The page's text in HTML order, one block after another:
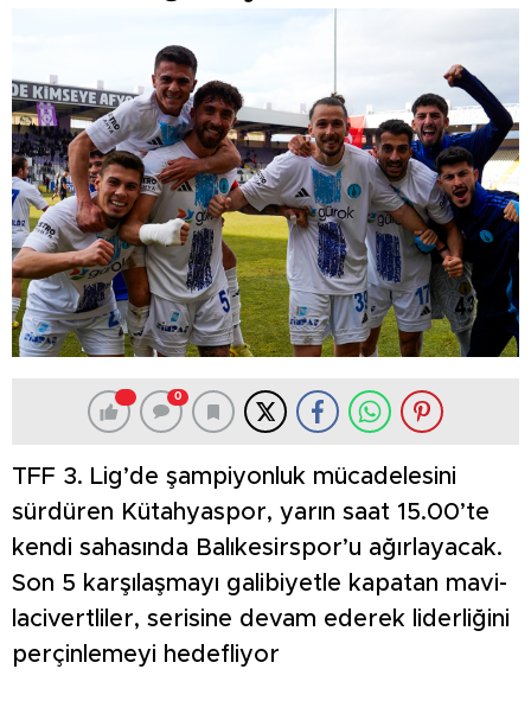
0
TFF 3. Lig’de şampiyonluk mücadelesini
sürdüren Kütahyaspor, yarın saat 15.00’te
kendi sahasında Balıkesirspor’u ağırlayacak.
Son 5 karşılaşmayı galibiyetle kapatan mavi-
lacivertliler, serisine devam ederek liderliğini
perçinlemeyi hedefliyor